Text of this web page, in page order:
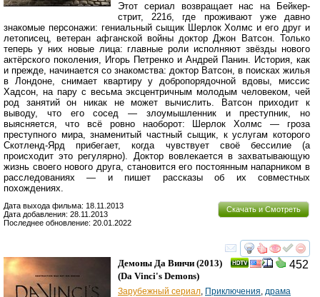
Этот сериал возвращает нас на Бейкер-
стрит, 221б, где проживают уже давно
знакомые персонажи: гениальный сыщик Шерлок Холмс и его друг и
летописец, ветеран афганской войны доктор Джон Ватсон. Только
теперь у них новые лица: главные роли исполняют звёзды нового
актёрского поколения, Игорь Петренко и Андрей Панин. История, как
и прежде, начинается со знакомства: доктор Ватсон, в поисках жилья
в Лондоне, снимает квартиру у добропорядочной вдовы, миссис
Хадсон, на пару с весьма эксцентричным молодым человеком, чей
род занятий он никак не может вычислить. Ватсон приходит к
выводу, что его сосед — злоумышленник и преступник, но
выясняется, что всё ровно наоборот: Шерлок Холмс — гроза
преступного мира, знаменитый частный сыщик, к услугам которого
Скотленд-Ярд прибегает, когда чувствует своё бессилие (а
происходит это регулярно). Доктор вовлекается в захватывающую
жизнь своего нового друга, становится его постоянным напарником в
расследованиях — и пишет рассказы об их совместных
похождениях.
Скачать и Смотреть
Дата выхода фильма: 18.11.2013
Дата добавления: 28.11.2013
Последнее обновление: 20.01.2022
смотреть
452
Демоны Да Винчи (2013)
(Da Vinci's Demons)
Зарубежный сериал, Приключения, драма